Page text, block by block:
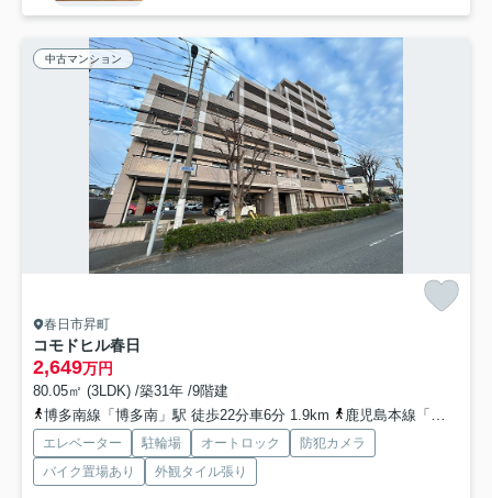
中古マンション
春日市昇町
コモドヒル春日
2,649万円
80.05㎡ (3LDK) /築31年 /9階建
博多南線「博多南」駅 徒歩22分車6分 1.9km
鹿児島本線「南福岡」駅 徒歩33分車9分 2.7km
エレベーター 駐輪場 オートロック
防犯カメラ
バイク置場あり
外観タイル張り